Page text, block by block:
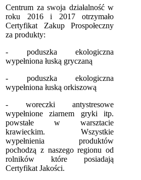
Centrum za swoja działalność w
roku 2016 i 2017 otrzymało
Certyfikat Zakup Prospołeczny
za produkty:
- poduszka ekologiczna
wypełniona łuską gryczaną
- poduszka ekologiczna
wypełniona łuską orkiszową
- woreczki antystresowe
wypełnione ziarnem gryki itp.
powstałe w warsztacie
krawieckim. Wszystkie
wypełnienia produktów
pochodzą z naszego regionu od
rolników które posiadają
Certyfikat Jakości.